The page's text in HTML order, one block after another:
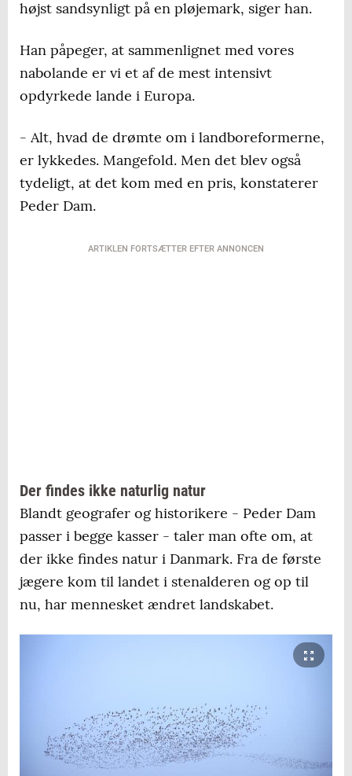
højst sandsynligt på en pløjemark, siger han.
Han påpeger, at sammenlignet med vores
nabolande er vi et af de mest intensivt
opdyrkede lande i Europa.
- Alt, hvad de drømte om i landboreformerne,
er lykkedes. Mangefold. Men det blev også
tydeligt, at det kom med en pris, konstaterer
Peder Dam.
ARTIKLEN FORTSÆTTER EFTER ANNONCEN
Der findes ikke naturlig natur
Blandt geografer og historikere - Peder Dam
passer i begge kasser - taler man ofte om, at
der ikke findes natur i Danmark. Fra de første
jægere kom til landet i stenalderen og op til
nu, har mennesket ændret landskabet.